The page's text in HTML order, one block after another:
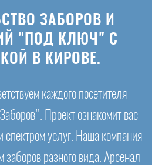
ЗАБОРОВ И
"ПОД КЛЮЧ" С
В КИРОВЕ.
каждого посетителя
Проект ознакомит вас
спектром услуг. Наша компания
заборов разного вида. Арсенал